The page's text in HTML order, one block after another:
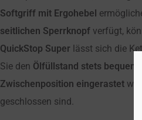
Softgriff mit Ergohebel
seitlichen Sperrknopf verfügt,
QuickStop Super lässt sich die
Sie den Ölfüllstand stets bequem
Zwischenposition eingerastet
geschlossen sind.